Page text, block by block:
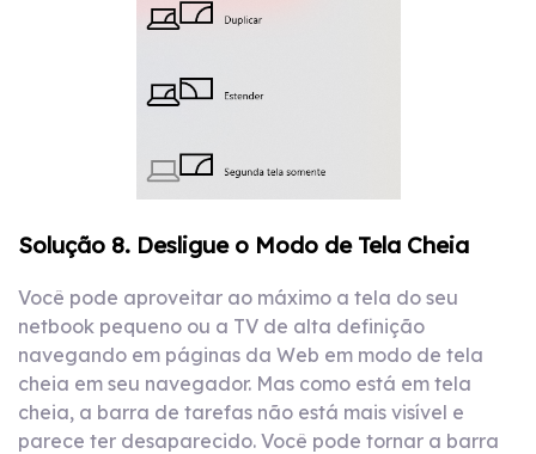
Solução 8. Desligue o Modo de Tela Cheia
Você pode aproveitar ao máximo a tela do seu
netbook pequeno ou a TV de alta definição
navegando em páginas da Web em modo de tela
cheia em seu navegador. Mas como está em tela
cheia, a barra de tarefas não está mais visível e
parece ter desaparecido. Você pode tornar a barra